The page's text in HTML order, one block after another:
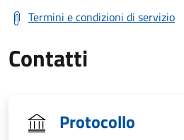
Termini e condizioni di servizio
Contatti
Protocollo